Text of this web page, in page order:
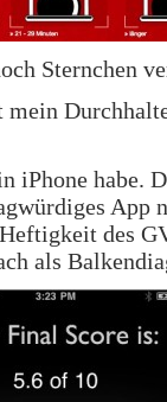
Sternchen
iPhone habe.
App
des
als